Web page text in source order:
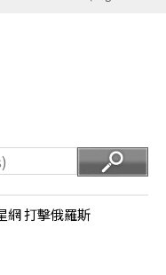
網 打擊俄羅斯